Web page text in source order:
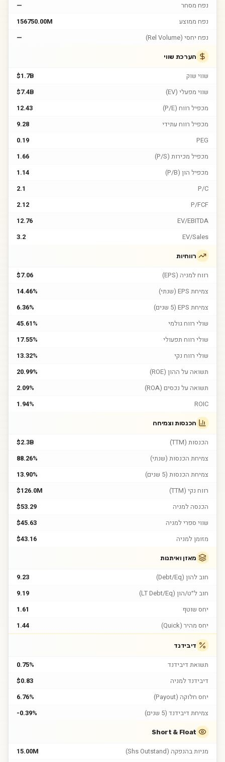
נפח מסחר
—
נפח ממוצע
156750.00M
נפח יחסי (Rel Volume)
—
הערכת שווי
שווי שוק
$1.7B
שווי מפעלי (EV)
$7.4B
מכפיל רווח (P/E)
12.43
מכפיל רווח עתידי
9.28
PEG
0.19
מכפיל מכירות (P/S)
1.66
מכפיל הון (P/B)
1.14
P/C
2.1
P/FCF
2.12
EV/EBITDA
12.76
EV/Sales
3.2
רווחיות
רווח למניה (EPS)
$7.06
צמיחת EPS (שנתי)
14.46%
צמיחת EPS (5 שנים)
6.36%
שולי רווח גולמי
45.61%
שולי רווח תפעולי
17.55%
שולי רווח נקי
13.32%
תשואה על ההון (ROE)
20.99%
תשואה על נכסים (ROA)
2.09%
ROIC
1.94%
הכנסות וצמיחה
הכנסות (TTM)
$2.3B
צמיחת הכנסות (שנתי)
88.26%
צמיחת הכנסות (5 שנים)
13.90%
רווח נקי (TTM)
$126.0M
הכנסה למניה
$53.29
שווי ספרי למניה
$45.63
מזומן למניה
$43.16
מאזן ואיתנות
חוב להון (Debt/Eq)
9.23
חוב ל״ט/הון (LT Debt/Eq)
9.19
יחס שוטף
1.61
יחס מהיר (Quick)
1.44
דיבידנד
תשואת דיבידנד
0.75%
דיבידנד למניה
$0.83
יחס חלוקה (Payout)
6.76%
צמיחת דיבידנד (5 שנים)
-0.39%
Short & Float
מניות בהנפקה (Shs Outstand)
15.00M